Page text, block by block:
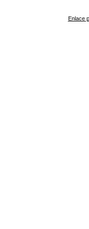
Enlace